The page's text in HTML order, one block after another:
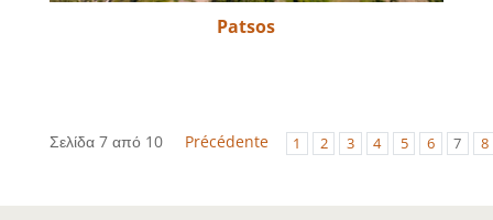
Patsos
Σελίδα 7 από 10 Précédente 1 2 3 4 5 6 7 8